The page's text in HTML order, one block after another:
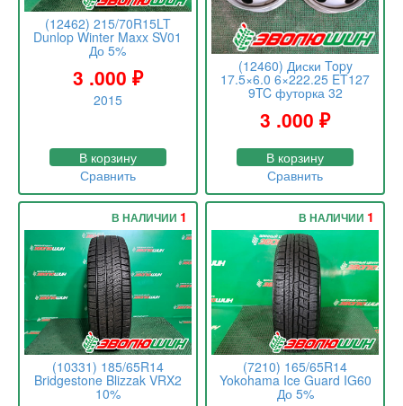
(12462) 215/70R15LT
Dunlop Winter Maxx SV01
До 5%
3 .000 ₽
2015
В корзину
Сравнить
(12460) Диски Topy
17.5×6.0 6×222.25 ET127
9TC футорка 32
3 .000₽
В корзину
Сравнить
(10331) 185/65R14
Bridgestone Blizzak VRX2
10%
В НАЛИЧИИ 1
(7210) 165/65R14
Yokohama Ice Guard IG60
До 5%
В НАЛИЧИИ 1